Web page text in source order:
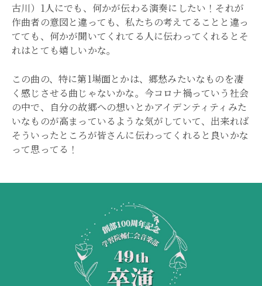
古川）1人にでも、何かが伝わる演奏にしたい！それが
作曲者の意図と違っても、私たちの考えてることと違っ
てても、何かが聞いてくれてる人に伝わってくれるとそ
れはとても嬉しいかな。
この曲の、特に第1場面とかは、郷愁みたいなものを凄
く感じさせる曲じゃないかな。今コロナ禍っていう社会
の中で、自分の故郷への想いとかアイデンティティみた
いなものが高まっているような気がしていて、出来れば
そういったところが皆さんに伝わってくれると良いかな
って思ってる！